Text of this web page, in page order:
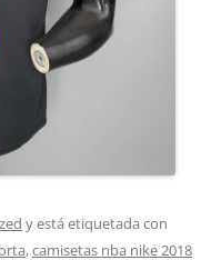
y está etiquetada con
,camisetas nba nike 2018